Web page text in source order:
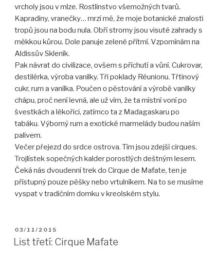
vrcholy jsou v mlze. Rostlinstvo všemožných tvarů.
Kapradiny, vranečky… mrzí mě, že moje botanické znalosti
tropů jsou na bodu nula. Obří stromy jsou visuté zahrady s
měkkou kůrou. Dole panuje zelené přítmí. Vzpomínám na
Aldissův Skleník.
Pak návrat do civilizace, ovšem s příchutí a vůní. Cukrovar,
destilérka, výroba vanilky. Tři poklady Réunionu. Třtinový
cukr, rum a vanilka. Poučen o pěstování a výrobě vanilky
chápu, proč není levná, ale už vím, že ta místní voní po
švestkách a lékořici, zatímco ta z Madagaskaru po
tabáku. Výborný rum a exotické marmelády budou naším
palivem.
Večer přejezd do srdce ostrova. Tím jsou zdejší cirques.
Trojlístek sopečných kalder porostlých deštným lesem.
Čeká nás dvoudenní trek do Cirque de Mafate, ten je
přístupný pouze pěšky nebo vrtulníkem. Na to se musíme
vyspat v tradičním domku v kreolském stylu.
PUBLIKOVÁNO
03/11/2015
List třetí: Cirque Mafate